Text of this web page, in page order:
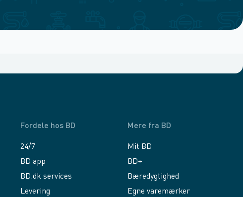
Fordele hos BD
24/7
BD app
BD.dk services
Levering
Mere fra BD
Mit BD
BD+
Bæredygtighed
Egne varemærker